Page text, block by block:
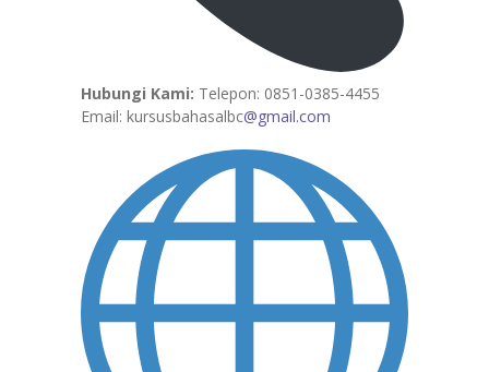
Hubungi Kami: Telepon: 0851-0385-4455
Email: kursusbahasalbc@gmail.com